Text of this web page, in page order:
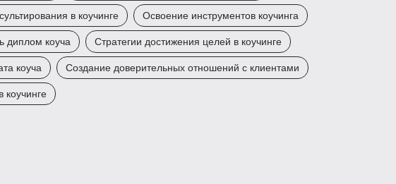
в коучинге Освоение инструментов коучинга
диплом коуча Стратегии достижения целей в коучинге
коуча Создание доверительных отношений с клиентами
коучинге